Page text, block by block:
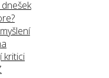
kritici